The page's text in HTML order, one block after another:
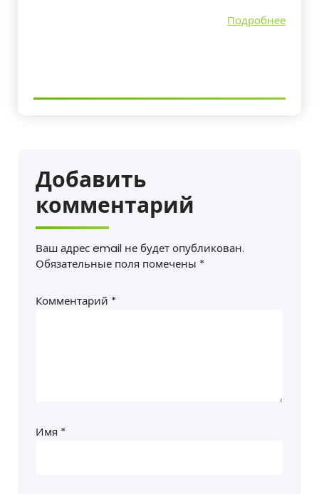
Подробнее
Добавить
комментарий
Ваш адрес email не будет опубликован.
Обязательные поля помечены *
Комментарий *
Имя *